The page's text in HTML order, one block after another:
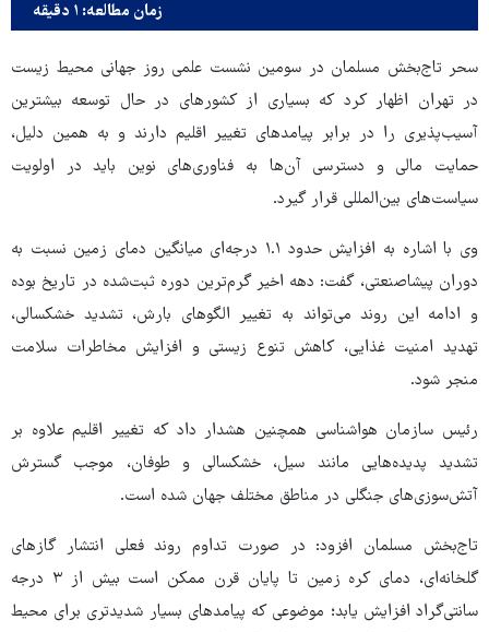
زمان مطالعه: ۱ دقیقه
سحر تاج‌بخش مسلمان در سومین نشست علمی روز جهانی محیط زیست
در تهران اظهار کرد که بسیاری از کشورهای در حال توسعه بیشترین
آسیب‌پذیری را در برابر پیامدهای تغییر اقلیم دارند و به همین دلیل،
حمایت مالی و دسترسی آن‌ها به فناوری‌های نوین باید در اولویت
سیاست‌های بین‌المللی قرار گیرد.
وی با اشاره به افزایش حدود ۱.۱ درجه‌ای میانگین دمای زمین نسبت به
دوران پیشاصنعتی، گفت: دهه اخیر گرم‌ترین دوره ثبت‌شده در تاریخ بوده
و ادامه این روند می‌تواند به تغییر الگوهای بارش، تشدید خشکسالی،
تهدید امنیت غذایی، کاهش تنوع زیستی و افزایش مخاطرات سلامت
منجر شود.
رئیس سازمان هواشناسی همچنین هشدار داد که تغییر اقلیم علاوه بر
تشدید پدیده‌هایی مانند سیل، خشکسالی و طوفان، موجب گسترش
آتش‌سوزی‌های جنگلی در مناطق مختلف جهان شده است.
تاج‌بخش مسلمان افزود: در صورت تداوم روند فعلی انتشار گازهای
گلخانه‌ای، دمای کره زمین تا پایان قرن ممکن است بیش از ۳ درجه
سانتی‌گراد افزایش یابد؛ موضوعی که پیامدهای بسیار شدیدتری برای محیط